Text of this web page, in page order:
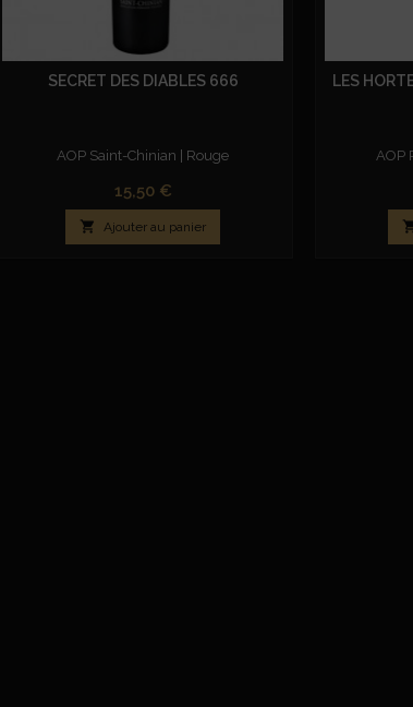
SECRET DES DIABLES 666
AOP Saint-Chinian | Rouge
Prix
15,50 €
 Ajouter au panier
LES
AOP